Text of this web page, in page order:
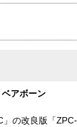
アボーン
」の改良版「